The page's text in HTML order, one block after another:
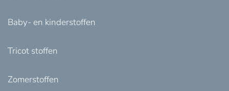
Baby- en kinderstoffen
Tricot stoffen
Zomerstoffen